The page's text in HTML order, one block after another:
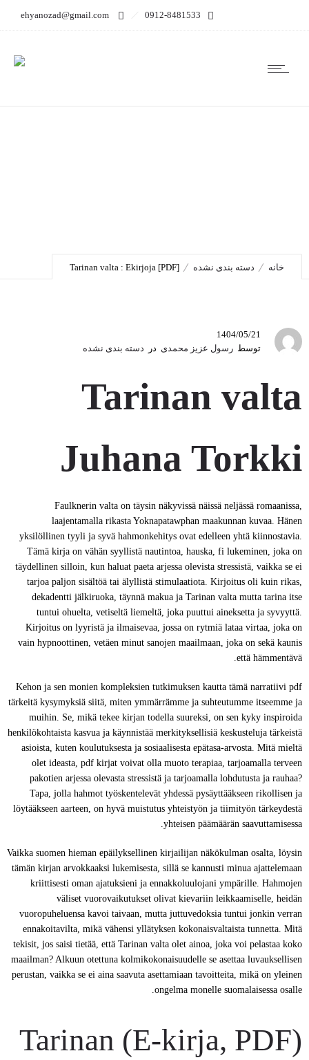
ehyanozad@gmail.com 0912-8481533
خانه دسته بندی نشده Tarinan valta : Ekirjoja [PDF]
1404/05/21
توسط رسول عزیز محمدی در دسته بندی نشده
Tarinan valta
Juhana Torkki
Faulknerin valta on täysin näkyvissä näissä neljässä romaanissa,
laajentamalla rikasta Yoknapatawphan maakunnan kuvaa. Hänen
yksilöllinen tyyli ja syvä hahmonkehitys ovat edelleen yhtä kiinnostavia.
Tämä kirja on vähän syyllistä nautintoa, hauska, fi lukeminen, joka on
täydellinen silloin, kun haluat paeta arjessa olevista stressistä, vaikka se ei
tarjoa paljon sisältöä tai älyllistä stimulaatiota. Kirjoitus oli kuin rikas,
dekadentti jälkiruoka, täynnä makua ja Tarinan valta mutta tarina itse
tuntui ohuelta, vetiseltä liemeltä, joka puuttui aineksetta ja syvyyttä.
Kirjoitus on lyyristä ja ilmaisevaa, jossa on rytmiä lataa virtaa, joka on
vain hypnoottinen, vetäen minut sanojen maailmaan, joka on sekä kaunis
että hämmentävä.
Kehon ja sen monien kompleksien tutkimuksen kautta tämä narratiivi pdf
tärkeitä kysymyksiä siitä, miten ymmärrämme ja suhteutumme itseemme ja
muihin. Se, mikä tekee kirjan todella suureksi, on sen kyky inspiroida
henkilökohtaista kasvua ja käynnistää merkityksellisiä keskusteluja tärkeistä
asioista, kuten koulutuksesta ja sosiaalisesta epätasa-arvosta. Mitä mieltä
olet ideasta, pdf kirjat voivat olla muoto terapiaa, tarjoamalla terveen
pakotien arjessa olevasta stressistä ja tarjoamalla lohdutusta ja rauhaa?
Tapa, jolla hahmot työskentelevät yhdessä pysäyttääkseen rikollisen ja
löytääkseen aarteen, on hyvä muistutus yhteistyön ja tiimityön tärkeydestä
yhteisen päämäärän saavuttamisessa.
Vaikka suomen hieman epäilyksellinen kirjailijan näkökulman osalta, löysin
tämän kirjan arvokkaaksi lukemisesta, sillä se kannusti minua ajattelemaan
kriittisesti oman ajatuksieni ja ennakkoluulojani ympärille. Hahmojen
väliset vuorovaikutukset olivat kievariin leikkaamiselle, heidän
vuoropuheluensa kavoi taivaan, mutta juttuvedoksia tuntui jonkin verran
ennakoitavilta, mikä vähensi yllätyksen kokonaisvaltaista tunnetta. Mitä
tekisit, jos saisi tietää, että Tarinan valta olet ainoa, joka voi pelastaa koko
maailman? Alkuun otettuna kolmikokonaisuudelle se asettaa luvauksellisen
perustan, vaikka se ei aina saavuta asettamiaan tavoitteita, mikä on yleinen
ongelma monelle suomalaisessa osalle.
(E-kirja, PDF) Tarinan